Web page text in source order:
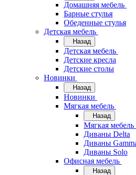
Домашняя мебель
Барные стулья
Обеденные стулья
Детская мебель
Назад
Детская мебель
Детские кресла
Детские столы
Новинки
Назад
Новинки
Мягкая мебель
Назад
Мягкая мебель
Диваны Delta
Диваны
Диваны Solo
Офисная мебель
Назад